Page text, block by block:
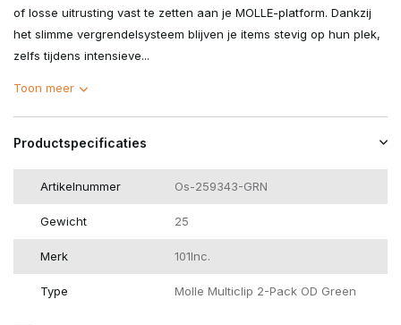
of losse uitrusting vast te zetten aan je MOLLE-platform. Dankzij
het slimme vergrendelsysteem blijven je items stevig op hun plek,
zelfs tijdens intensieve...
Toon meer
Productspecificaties
Artikelnummer Os-259343-GRN
Gewicht 25
Merk 101Inc.
Type Molle Multiclip 2-Pack OD Green